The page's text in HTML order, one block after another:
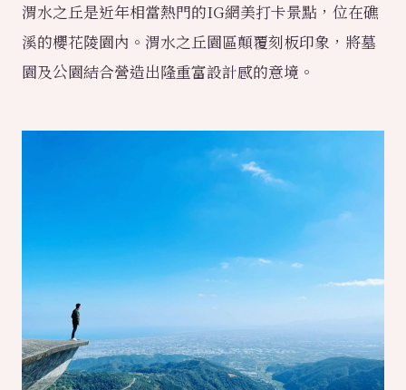
渭水之丘是近年相當熱門的IG網美打卡景點，位在礁
溪的櫻花陵園內。渭水之丘園區顛覆刻板印象，將墓
園及公園結合營造出隆重富設計感的意境。